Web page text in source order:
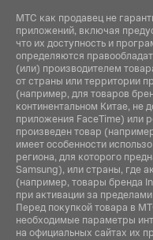
МТС как продавец не
приложений, включая
что их доступность и
определяются
(или) производителем
от страны или территории
(например, для товаров
континентальном Китае, не
приложения FaceTime) или
произведен товар
имеет особенности
региона, для которого
Samsung), или страны, где
(например, товары бренда
при активации за
Перед покупкой товара в
необходимые параметры
на официальных сайтах их